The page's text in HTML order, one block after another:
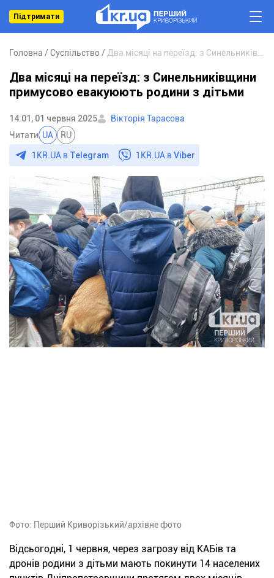
Підтримати
Головна Суспільство
Два місяці на переїзд: з Синельниківщини
примусово евакуюють родини з дітьми
14:01, 01 червня 2025
Вікторія Тарасова
Читати UA RU
1KR.UA в Telegram 1KR.UA вViber
Фото: Перший Криворізький/архівне фото
Відсьогодні, 1 червня, через загрозу від КАБів та
дронів родини з дітьми мають покинути 14 населених